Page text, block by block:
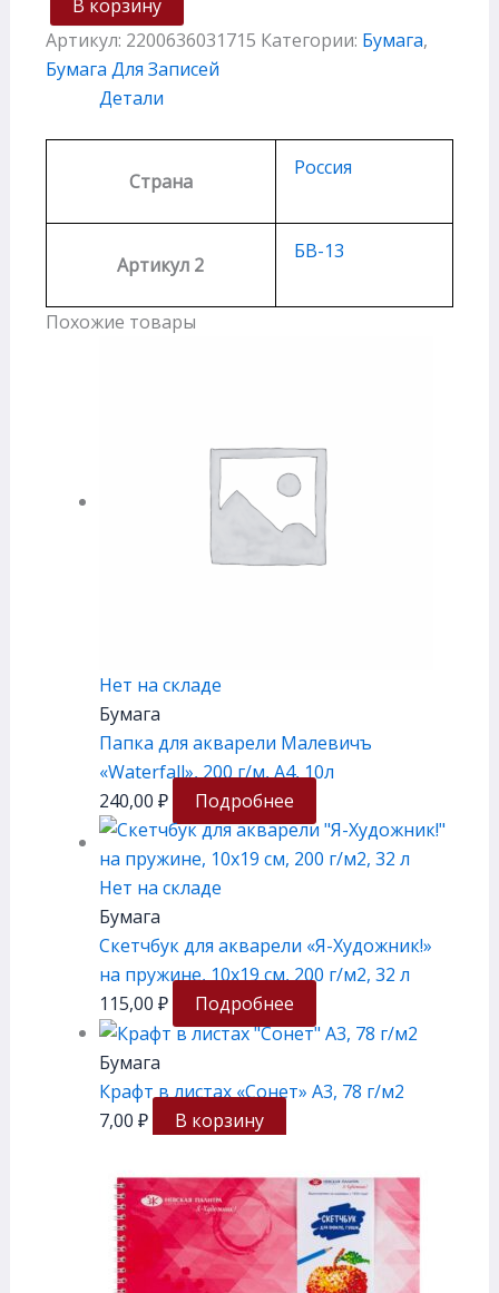
В корзину
Артикул: 2200636031715 Категории: Бумага,
Бумага Для Записей
Детали
Страна
Россия
Артикул 2
БВ-13
Похожие товары
Нет на складе
Бумага
Папка для акварели Малевичъ
«Waterfall», 200 г/м, А4, 10л
240,00 ₽ Подробнее
Нет на складе
Бумага
Скетчбук для акварели «Я-Художник!»
на пружине, 10х19 см, 200 г/м2, 32 л
115,00 ₽ Подробнее
Бумага
Крафт в листах «Сонет» А3, 78 г/м2
7,00 ₽ В корзину